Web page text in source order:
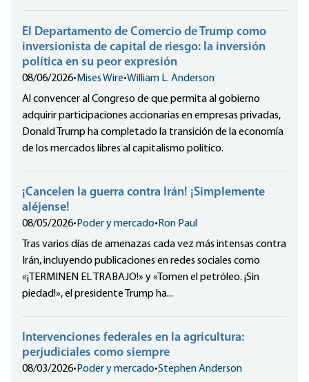
El Departamento de Comercio de Trump como
inversionista de capital de riesgo: la inversión
política en su peor expresión
08/06/2026• Mises Wire•William L. Anderson
Al convencer al Congreso de que permita al gobierno
adquirir participaciones accionarias en empresas privadas,
Donald Trump ha completado la transición de la economía
de los mercados libres al capitalismo político.
¡Cancelen la guerra contra Irán! ¡Simplemente
aléjense!
08/05/2026•Poder y mercado•Ron Paul
Tras varios días de amenazas cada vez más intensas contra
Irán, incluyendo publicaciones en redes sociales como
«¡TERMINEN EL TRABAJO!» y «Tomen el petróleo. ¡Sin
piedad!», el presidente Trump ha...
Intervenciones federales en la agricultura:
perjudiciales como siempre
08/03/2026•Poder y mercado•Stephen Anderson